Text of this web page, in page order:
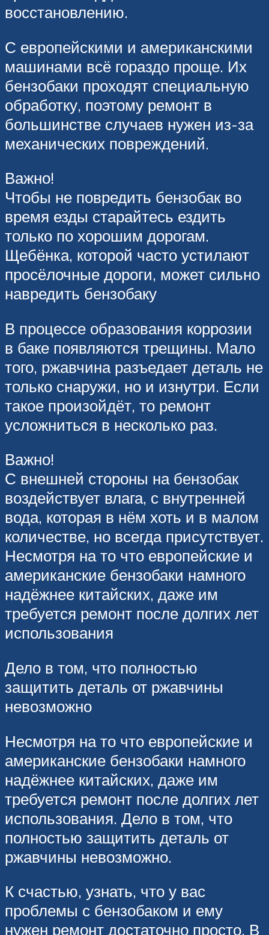
восстановлению.
С европейскими и американскими
машинами всё гораздо проще. Их
бензобаки проходят специальную
обработку, поэтому ремонт в
большинстве случаев нужен из-за
механических повреждений.
Важно!
Чтобы не повредить бензобак во
время езды старайтесь ездить
только по хорошим дорогам.
Щебёнка, которой часто устилают
просёлочные дороги, может сильно
навредить бензобаку
В процессе образования коррозии
в баке появляются трещины. Мало
того, ржавчина разъедает деталь не
только снаружи, но и изнутри. Если
такое произойдёт, то ремонт
усложниться в несколько раз.
Важно!
С внешней стороны на бензобак
воздействует влага, с внутренней
вода, которая в нём хоть и в малом
количестве, но всегда присутствует.
Несмотря на то что европейские и
американские бензобаки намного
надёжнее китайских, даже им
требуется ремонт после долгих лет
использования
Дело в том, что полностью
защитить деталь от ржавчины
невозможно
Несмотря на то что европейские и
американские бензобаки намного
надёжнее китайских, даже им
требуется ремонт после долгих лет
использования. Дело в том, что
полностью защитить деталь от
ржавчины невозможно.
К счастью, узнать, что у вас
проблемы с бензобаком и ему
нужен ремонт достаточно просто. В